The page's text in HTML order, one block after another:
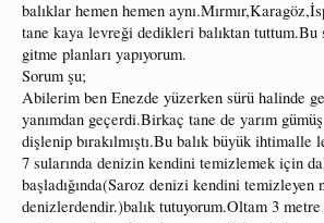
balıklar hemen hemen
tane kaya levreği dedikleri balıktan tuttum.Bu
gitme planları yapıyorum.
Sorum şu;
Abilerim ben Enezde yüzerken sürü halinde
yanımdan geçerdi.Birkaç tane de yarım
dişlenip bırakılmıştı.Bu balık büyük ihtimalle
7 sularında denizin kendini temizlemek için
başladığında(Saroz denizi kendini temizleyen
denizlerdendir.)balık tutuyorum.Oltam 3